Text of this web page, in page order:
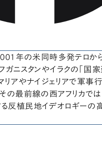
年の米同時多発テロか
ガニスタンやイラクの「国
リアやナイジェリアで軍事
その最前線の西アフリカで
反植民地イデオロギーの